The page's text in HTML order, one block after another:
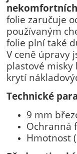
folie zaručuje
používaným
folie plní také
V ceně úpravy
plastové
krytí
Technické
9 mm
Ochranná
Hmotnost